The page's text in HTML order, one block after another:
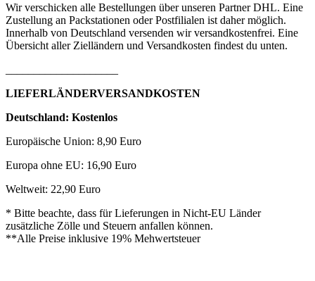
Wir verschicken alle Bestellungen über unseren Partner DHL. Eine
Zustellung an Packstationen oder Postfilialen ist daher möglich.
Innerhalb von Deutschland versenden wir versandkostenfrei. Eine
Übersicht aller Zielländern und Versandkosten findest du unten.
LIEFERLÄNDERVERSANDKOSTEN
Deutschland: Kostenlos
Europäische Union: 8,90 Euro
Europa ohne EU: 16,90 Euro
Weltweit: 22,90 Euro
* Bitte beachte, dass für Lieferungen in Nicht-EU Länder
zusätzliche Zölle und Steuern anfallen können.
**Alle Preise inklusive 19% Mehwertsteuer